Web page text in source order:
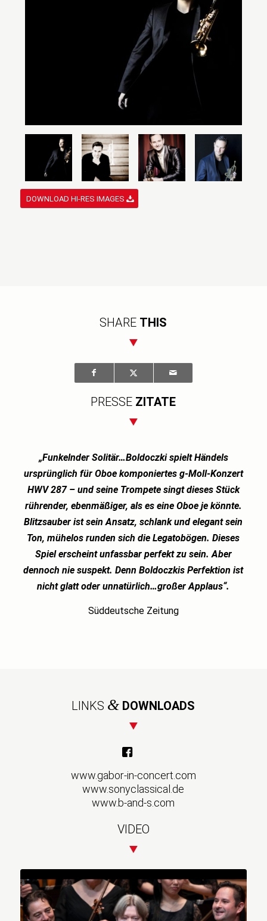
DOWNLOAD HI-RES IMAGES
SHARE THIS
PRESSE ZITATE
„Funkelnder Solitär…Boldoczki spielt Händels
ursprünglich für Oboe komponiertes g-Moll-Konzert
HWV 287 – und seine Trompete singt dieses Stück
rührender, ebenmäßiger, als es eine Oboe je könnte.
Blitzsauber ist sein Ansatz, schlank und elegant sein
Ton, mühelos runden sich die Legatobögen. Dieses
Spiel erscheint unfassbar perfekt zu sein. Aber
dennoch nie suspekt. Denn Boldoczkis Perfektion ist
nicht glatt oder unnatürlich…großer Applaus“.
Süddeutsche Zeitung
LINKS & DOWNLOADS
www.gabor-in-concert.com
www.sonyclassical.de
www.b-and-s.com
VIDEO